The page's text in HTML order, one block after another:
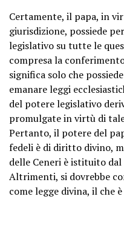
Certamente, il papa, in
giurisdizione, possiede
legislativo su tutte le
compresa la
significa solo che
emanare leggi
del potere legislativo
promulgate in virtù di
Pertanto, il potere del
fedeli è di diritto divino,
delle Ceneri è istituito
Altrimenti, si dovrebbe
come legge divina, il che